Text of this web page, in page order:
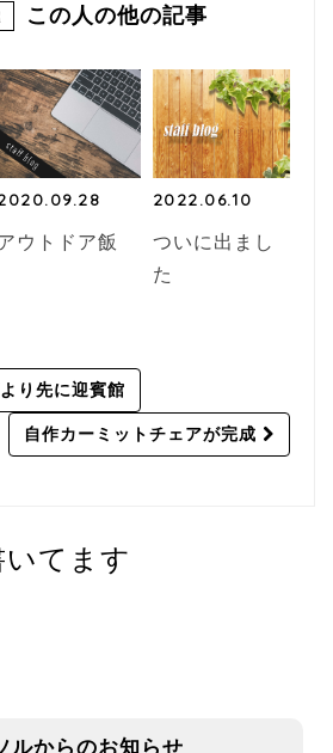
この人の他の記事
ウトドア飯
2022.06.10
ついに出まし
た
り先に迎賓館
自作カーミットチェアが完成
てます
ルからのお知らせ